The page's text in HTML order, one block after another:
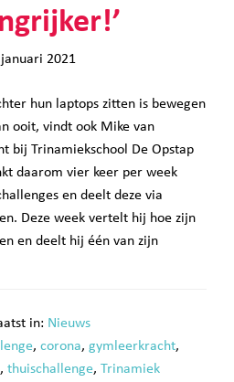
2021
hun laptops zitten is bewegen
ooit, vindt ook Mike van
bij Trinamiekschool De Opstap
daarom vier keer per week
en deelt deze via
Deze week vertelt hij hoe zijn
en deelt hij één van zijn
in: Nieuws
, corona, gymleerkracht,
, thuischallenge, Trinamiek